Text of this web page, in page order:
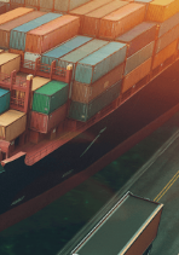
z jednej
swoje